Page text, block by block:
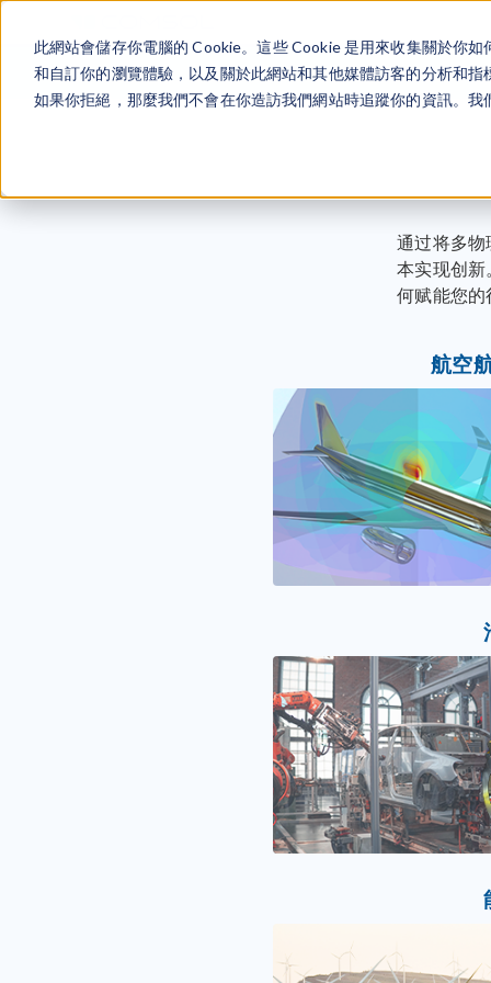
此網站會儲存你電腦的 Cookie。這些 Cookie 是用來收集關於你
和自訂你的瀏覽體驗，以及關於此網站和其他媒體訪客的分析和
如果你拒絕，那麼我們不會在你造訪我們網站時追蹤你的資訊。
通过将多物
本实现创新
何赋能您的
航空